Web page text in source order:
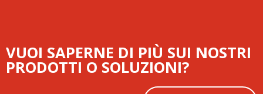
VUOI SAPERNE DI PIÙ SUI NOSTRI
PRODOTTI O SOLUZIONI?